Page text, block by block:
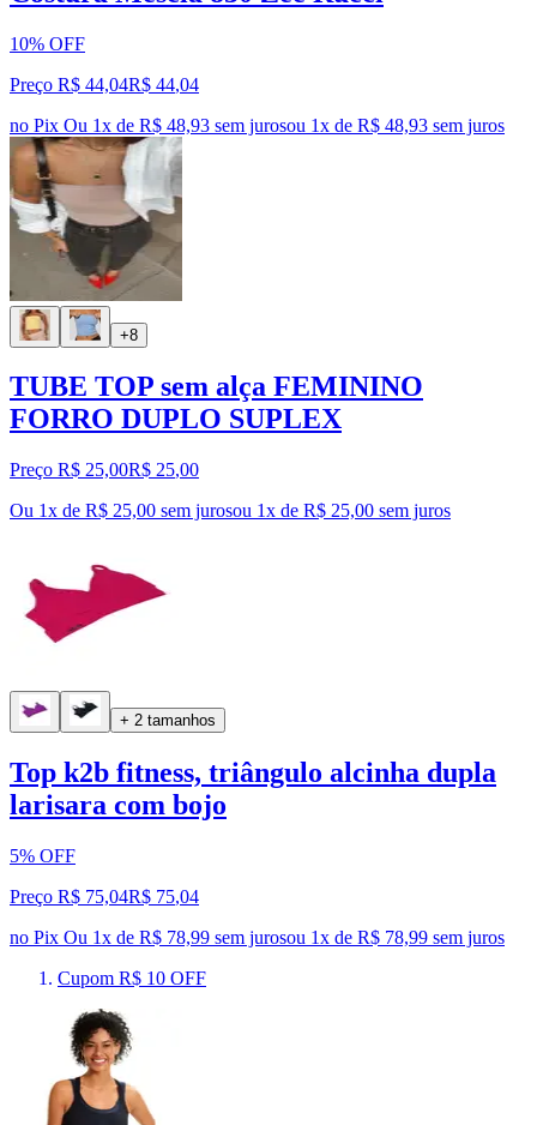
10% OFF
Preço R$ 44,04R$ 44,04
no Pix Ou 1x de R$ 48,93 sem jurosou 1x de R$ 48,93 sem juros
+8
TUBE TOP sem alça FEMININO
FORRO DUPLO SUPLEX
Preço R$ 25,00R$ 25,00
Ou 1x de R$ 25,00 sem jurosou 1x de R$ 25,00 sem juros
+ 2 tamanhos
Top k2b fitness, triângulo alcinha dupla
larisara com bojo
5% OFF
Preço R$ 75,04R$ 75,04
no Pix Ou 1x de R$ 78,99 sem jurosou 1x de R$ 78,99 sem juros
Cupom R$ 10 OFF